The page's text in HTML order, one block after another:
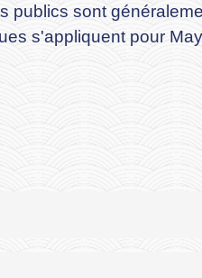
publics sont
s'appliquent pour